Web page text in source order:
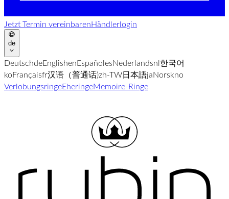
Jetzt Termin vereinbarenHändlerlogin
de
DeutschdeEnglishenEspañolesNederlandsnl한국어
koFrançaisfr汉语（普通话)zh-TW日本語jaNorskno
VerlobungsringeEheringeMemoire-Ringe